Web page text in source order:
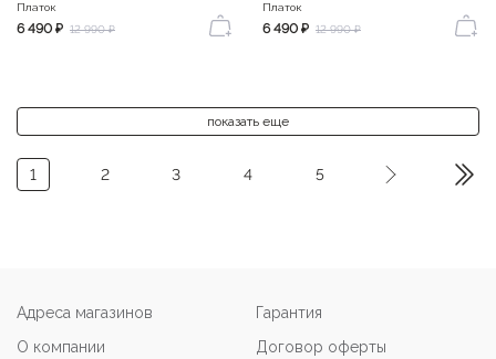
Платок
6 490 ₽ 12 990 ₽
Платок
6 490 ₽ 12 990 ₽
показать еще
1 2 3 4 5
Адреса магазинов
О компании
Гарантия
Договор оферты